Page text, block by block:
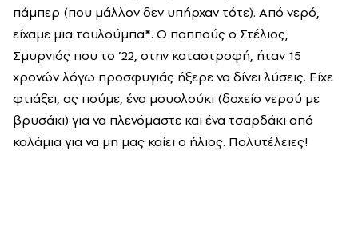
πάμπερ (που μάλλον δεν υπήρχαν τότε). Από νερό,
είχαμε μια τουλούμπα*. Ο παππούς ο Στέλιος,
Σμυρνιός που το ’22, στην καταστροφή, ήταν 15
χρονών λόγω προσφυγιάς ήξερε να δίνει λύσεις. Είχε
φτιάξει, ας πούμε, ένα μουσλούκι (δοχείο νερού με
βρυσάκι) για να πλενόμαστε και ένα τσαρδάκι από
καλάμια για να μη μας καίει ο ήλιος. Πολυτέλειες!